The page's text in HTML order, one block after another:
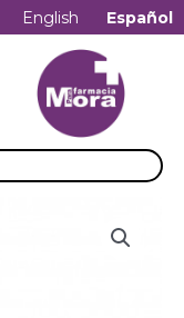
English Español